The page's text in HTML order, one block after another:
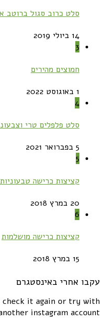
סלט כרוב סגול ברוטב
14 ביולי 2019
3
חמוצים מהירים
1 באוגוסט 2022
4
סלט פלפלים טרי
5 בפברואר 2021
5
קציצות כרישה
20 במרץ 2018
6
קציצות כרישה מושלמות
15 במרץ 2018
עקבו אחרי באינסטגרם
check it again or try with
instagram account.